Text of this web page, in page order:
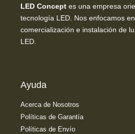
LED Concept es una empresa
tecnología LED. Nos enfocamos
comercialización e instalación de
LED.
Ayuda
Acerca de Nosotros
Políticas de Garantía
Políticas de Envío